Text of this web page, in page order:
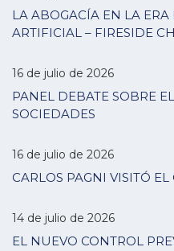
LA ABOGACÍA EN LA
ARTIFICIAL – FIRESIDE
16 de julio de 2026
PANEL DEBATE SOBRE
SOCIEDADES
16 de julio de 2026
CARLOS PAGNI VISITÓ EL
14 de julio de 2026
EL NUEVO CONTROL